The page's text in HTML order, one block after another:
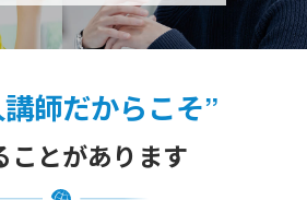
師だからこそ”
ことがあります